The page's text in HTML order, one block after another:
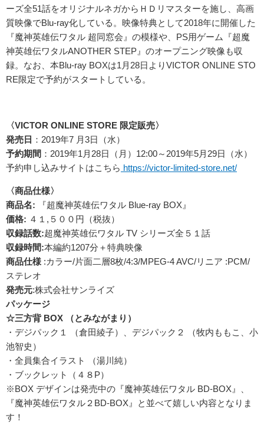
ーズ全51話をオリジナルネガからＨＤリマスターを施し、高画
質映像でBlu-ray化している。映像特典として2018年に開催した
『魔神英雄伝ワタル 超同窓会』の模様や、PS用ゲーム『超魔
神英雄伝ワタルANOTHER STEP』のオープニング映像も収
録。なお、本Blu-ray BOXは1月28日よりVICTOR ONLINE STO
RE限定で予約がスタートしている。
〈VICTOR ONLINE STORE 限定販売〉
発売日 ：2019年7 月3日（水）
予約期間 ：2019年1月28日（月）12:00～2019年5月29日（水）
予約申し込みサイトはこちら https://victor-limited-store.net/
〈商品仕様〉
商品名: 『超魔神英雄伝ワタル Blue-ray BOX』
価格: ４１,５００円（税抜）
収録話数:超魔神英雄伝ワタル TV シリーズ全５１話
収録時間:本編約1207分＋特典映像
商品仕様 :カラー/片面二層8枚/4:3/MPEG-4 AVC/リニア :PCM/
ステレオ
発売元:株式会社サンライズ
パッケージ
☆三方背 BOX （とみながまり）
・デジパック１ （倉田綾子）、デジパック２ （牧内ももこ、小
池智史）
・全員集合イラスト （湯川純）
・ブックレット（４８P）
※BOX デザインは発売中の『魔神英雄伝ワタル BD-BOX』、
『魔神英雄伝ワタル２BD-BOX』と並べて嬉しい内容となりま
す！